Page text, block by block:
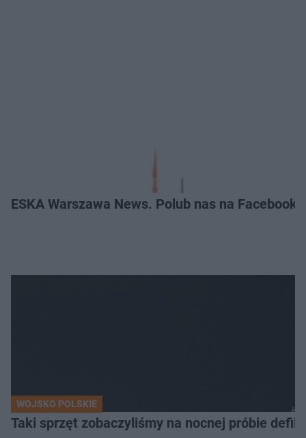
ESKA Warszawa News. Polub nas na
WOJSKO POLSKIE
Taki sprzęt zobaczyliśmy na nocnej próbie